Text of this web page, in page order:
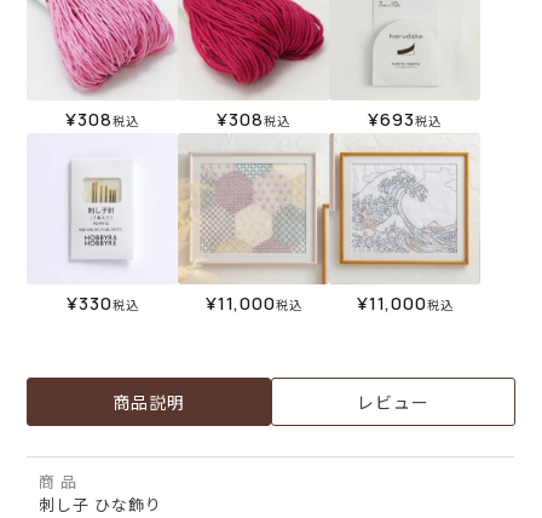
¥308税込 ¥308税込 ¥693税込
¥330税込 ¥11,000税込 ¥11,000税込
商品説明 レビュー
商 品
刺し子 ひな飾り